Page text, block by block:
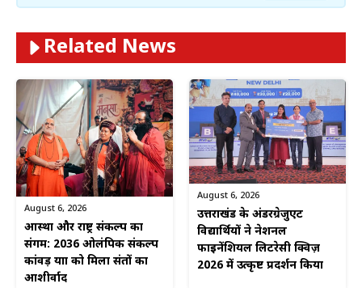
Related News
August 6, 2026
आस्था और राष्ट्र संकल्प का
संगम: 2036 ओलंपिक संकल्प
कांवड़ यात्रा को मिला संतों का
आशीर्वाद
August 6, 2026
उत्तराखंड के अंडरग्रेजुएट
विद्यार्थियों ने नेशनल
फाइनेंशियल लिटरेसी क्विज़
2026 में उत्कृष्ट प्रदर्शन किया